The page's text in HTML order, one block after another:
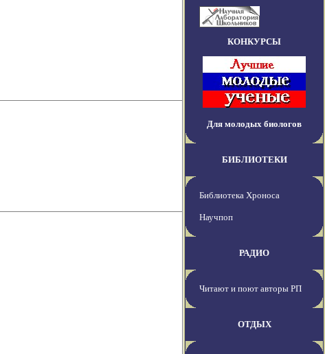
КОНКУРСЫ
Для молодых биологов
БИБЛИОТЕКИ
Библиотека Хроноса
Научпоп
РАДИО
Читают и поют авторы РП
ОТДЫХ